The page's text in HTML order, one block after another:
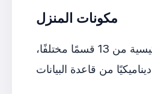
مكونات المنزل
تتكون الصفحة الرئيسية من 13 قسمًا مختلفًا،